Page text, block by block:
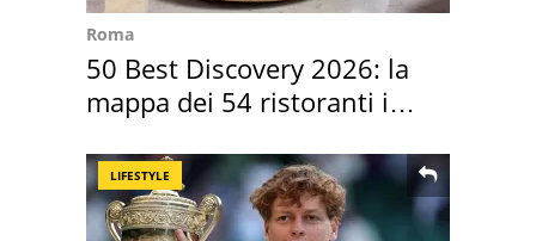
Roma
50 Best Discovery 2026: la
mappa dei 54 ristoranti in
LIFESTYLE